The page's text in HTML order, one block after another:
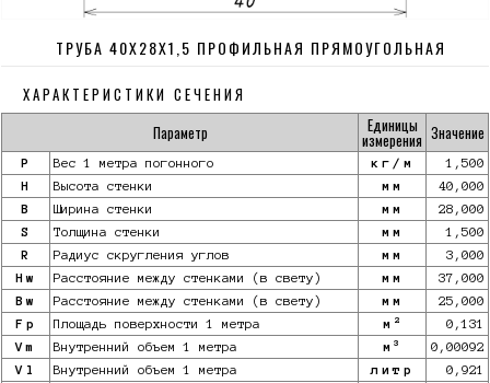
ТРУБА 40Х28Х1,5 ПРОФИЛЬНАЯ ПРЯМОУГОЛЬНАЯ
ХАРАКТЕРИСТИКИ СЕЧЕНИЯ
Параметр
Единицы
измерения Значение
P Вес 1 метра погонного кг/м
1,500
H
Высота стенки мм
40,000
B
Ширина стенки мм
28,000
S
Толщина стенки мм
1,500
R
Радиус скругления углов мм
3,000
Hw
Расстояние между стенками (в свету) мм
37,000
Bw
Расстояние между стенками (в свету) мм
25,000
Fp
Площадь поверхности 1 метра м 2
0,131
Vm
Внутренний объем 1 метра м 3
0,00092
Vl
Внутренний объем 1 метра литр
0,921